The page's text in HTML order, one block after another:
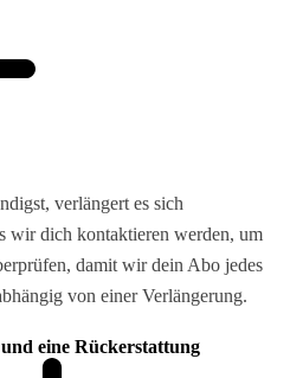
verlängert es sich
wir dich kontaktieren werden, um
damit wir dein Abo jedes
von einer Verlängerung.
eine Rückerstattung